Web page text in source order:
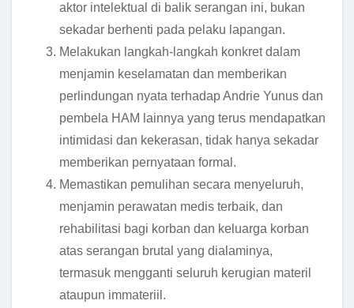
aktor intelektual di balik serangan ini, bukan
sekadar berhenti pada pelaku lapangan.
Melakukan langkah-langkah konkret dalam
menjamin keselamatan dan memberikan
perlindungan nyata terhadap Andrie Yunus dan
pembela HAM lainnya yang terus mendapatkan
intimidasi dan kekerasan, tidak hanya sekadar
memberikan pernyataan formal.
Memastikan pemulihan secara menyeluruh,
menjamin perawatan medis terbaik, dan
rehabilitasi bagi korban dan keluarga korban
atas serangan brutal yang dialaminya,
termasuk mengganti seluruh kerugian materil
ataupun immateriil.